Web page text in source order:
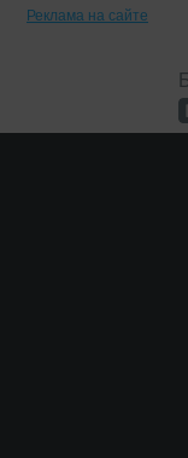
Реклама на сайте